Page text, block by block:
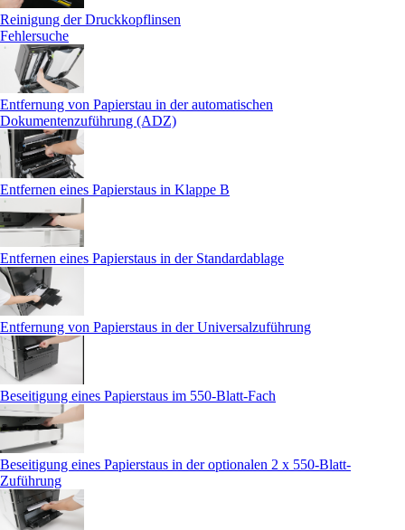
Reinigung der Druckkopflinsen
Fehlersuche
Entfernung von Papierstau in der automatischen
Dokumentenzuführung (ADZ)
Entfernen eines Papierstaus in Klappe B
Entfernen eines Papierstaus in der Standardablage
Entfernung von Papierstaus in der Universalzuführung
Beseitigung eines Papierstaus im 550-Blatt-Fach
Beseitigung eines Papierstaus in der optionalen 2 x 550-Blatt-
Zuführung